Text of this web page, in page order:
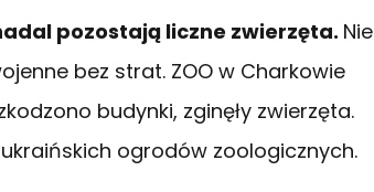
pozostają liczne zwierzęta. Nie
bez strat. ZOO w Charkowie
budynki, zginęły zwierzęta.
ogrodów zoologicznych.